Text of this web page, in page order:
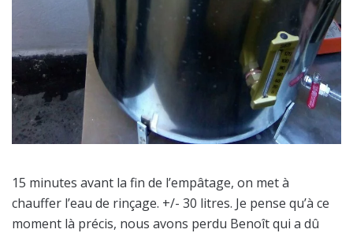
15 minutes avant la fin de l’empâtage, on met à
chauffer l’eau de rinçage. +/- 30 litres. Je pense qu’à ce
moment là précis, nous avons perdu Benoît qui a dû